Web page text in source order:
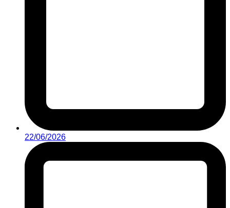
22/06/2026